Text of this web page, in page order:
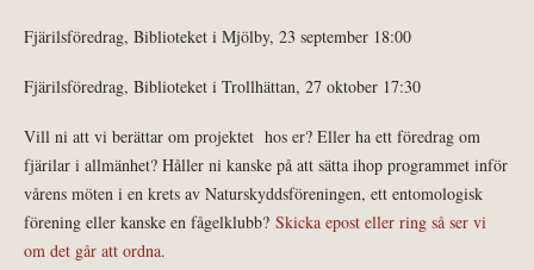
Fjärilsföredrag, Biblioteket i Mjölby, 23 september 18:00
Fjärilsföredrag, Biblioteket i Trollhättan, 27 oktober 17:30
Vill ni att vi berättar om projektet hos er? Eller ha ett föredrag om
fjärilar i allmänhet? Håller ni kanske på att sätta ihop programmet inför
vårens möten i en krets av Naturskyddsföreningen, ett entomologisk
förening eller kanske en fågelklubb? Skicka epost eller ring så ser vi
om det går att ordna.